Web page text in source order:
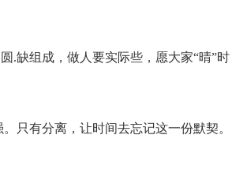
.缺组成，做人要实际些，愿大家“晴”时
只有分离，让时间去忘记这一份默契。